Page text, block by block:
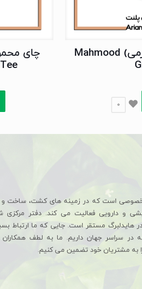
چای محمود سبز (500گرمی) Mahmood
0
است که در زمینه های کشت، ساخت و
و دارویی فعالیت می کند. دفتر مرکزی
هایدلبرگ مستقر است. جایی که ما ارتباط
در سراسر جهان داریم. ما به لطف
به مشتریان خود تضمین می کنیم.